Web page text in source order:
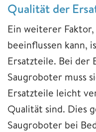
Qualität der
Ein weiterer
beeinflussen kann,
Ersatzteile. Bei der
Saugroboter muss
Ersatzteile leicht
Qualität sind. Dies
Saugroboter bei